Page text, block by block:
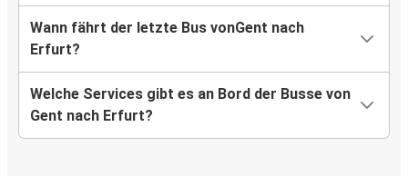
Wann fährt der letzte Bus vonGent nach
Erfurt?
Welche Services gibt es an Bord der Busse von
Gent nach Erfurt?